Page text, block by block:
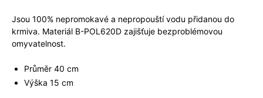
Jsou 100% nepromokavé a nepropouští vodu přidanou do
krmiva. Materiál B-POL620D zajišťuje bezproblémovou
omyvatelnost.
Průměr 40 cm
Výška 15 cm